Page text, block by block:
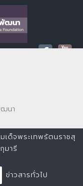
ฒนา
เด็จพระเทพรัตนราชสุ
มารี
ข่าวสารทั่วไป